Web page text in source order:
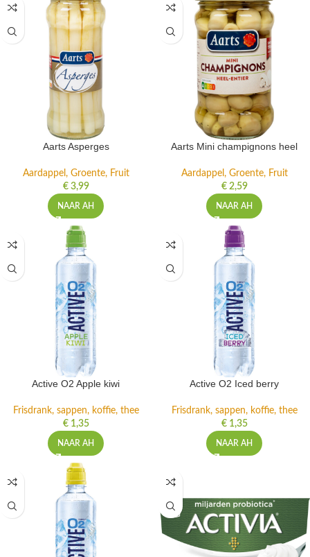
Aarts Asperges
Aardappel, Groente, Fruit
€3,99
NAAR AH
Aarts Mini champignons heel
Aardappel, Groente, Fruit
€2,59
NAAR AH
Active O2 Apple kiwi
Frisdrank, sappen, koffie, thee
€1,35
NAAR AH
Active O2 Iced berry
Frisdrank, sappen, koffie, thee
€1,35
NAAR AH